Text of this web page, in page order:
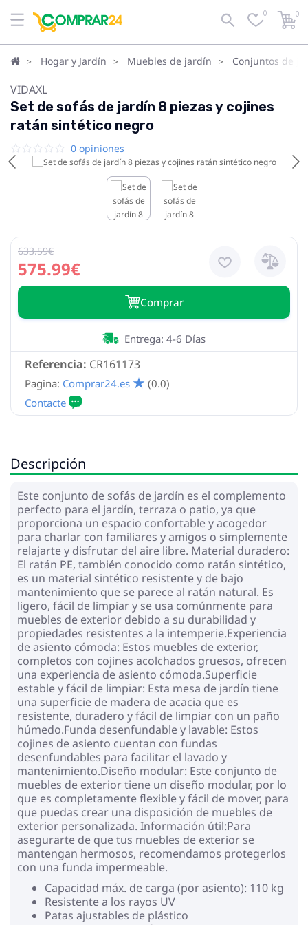
0 0
Hogar y Jardín Muebles de jardín Conjuntos de
VIDAXL
Set de sofás de jardín 8 piezas y cojines
ratán sintético negro
0 opiniones
575.99€
633.59€
Сomprar
Referencia: CR161173
Entrega: 4-6 Días
Pagina: Comprar24.es (0.0)
Descripción
Este conjunto de sofás de jardín es el complemento
perfecto para el jardín, terraza o patio, ya que
proporciona un espacio confortable y acogedor
para charlar con familiares y amigos o simplemente
relajarte y disfrutar del aire libre. Material duradero:
El ratán PE, también conocido como ratán sintético,
es un material sintético resistente y de bajo
mantenimiento que se parece al ratán natural. Es
ligero, fácil de limpiar y se usa comúnmente para
muebles de exterior debido a su durabilidad y
propiedades resistentes a la intemperie.Experiencia
de asiento cómoda: Estos muebles de exterior,
completos con cojines acolchados gruesos, ofrecen
una experiencia de asiento cómoda.Superficie
estable y fácil de limpiar: Esta mesa de jardín tiene
una superficie de madera de acacia que es
resistente, duradero y fácil de limpiar con un paño
húmedo.Funda desenfundable y lavable: Estos
cojines de asiento cuentan con fundas
desenfundables para facilitar el lavado y
mantenimiento.Diseño modular: Este conjunto de
muebles de exterior tiene un diseño modular, por lo
que es completamente flexible y fácil de mover, para
que puedas crear una disposición de muebles de
exterior personalizada. Información útil:Para
asegurarte de que tus muebles de exterior se
mantengan hermosos, recomendamos protegerlos
con una funda impermeable.
Capacidad máx. de carga (por asiento): 110 kg
Resistente a los rayos UV
Patas ajustables de plástico